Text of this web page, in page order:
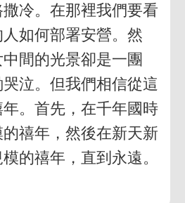
冷。在那裡我們要看
如何部署安營。然
間的光景卻是一團
泣。但我們相信從這
。首先，在千年國時
禧年，然後在新天新
的禧年，直到永遠。